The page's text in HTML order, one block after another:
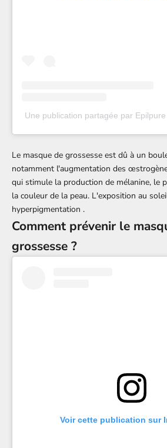
Une publication partagée par
Le masque de grossesse est dû à un
notamment l'augmentation des
qui stimule la production de mélanine, le
la couleur de la peau. L'exposition au
hyperpigmentation .
Comment prévenir le
grossesse ?
Voir cette publication sur